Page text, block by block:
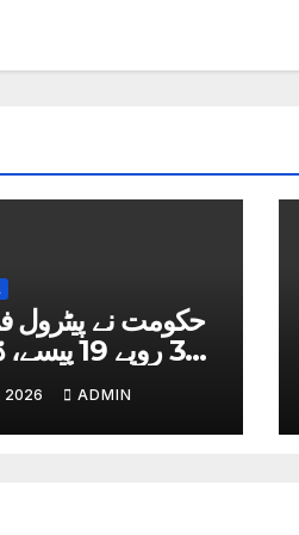
حکومت نے پیٹرول
2026 ADMIN